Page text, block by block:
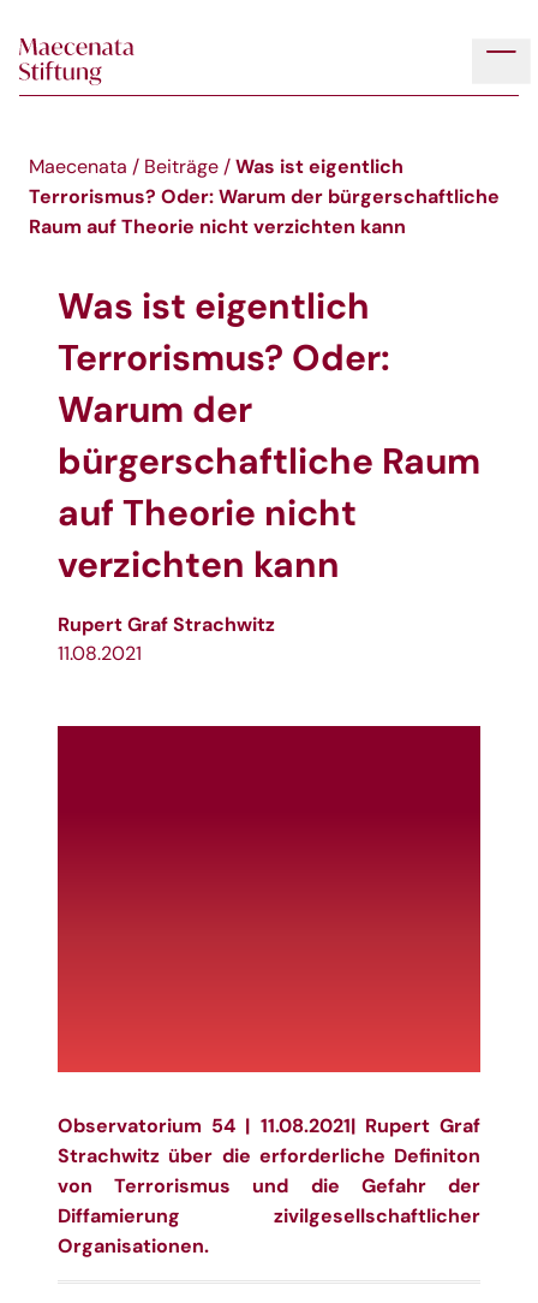
Maecenata / Beiträge / Was ist eigentlich
Terrorismus? Oder: Warum der bürgerschaftliche
Raum auf Theorie nicht verzichten kann
Was ist eigentlich
Terrorismus? Oder:
Warum der
bürgerschaftliche Raum
auf Theorie nicht
verzichten kann
Rupert Graf Strachwitz
11.08.2021
Observatorium 54 | 11.08.2021| Rupert Graf
Strachwitz über die erforderliche Definiton
von Terrorismus und die Gefahr der
Diffamierung zivilgesellschaftlicher
Organisationen.